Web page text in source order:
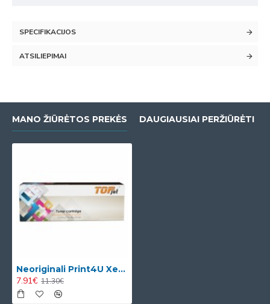
SPECIFIKACIJOS
ATSILIEPIMAI
MANO ŽIŪRĖTOS PREKĖS DAUGIAUSIAI PERŽIŪRĖTI
Neoriginali Print4U Xerox Phaser 3200MFP (113R00730), juoda kasetė
7.91€ 11.30€